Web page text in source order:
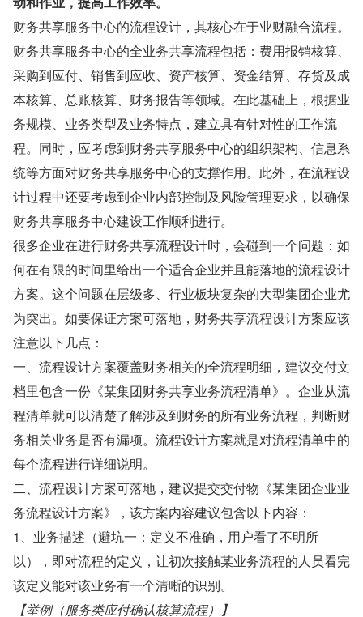
财务共享服务中心的流程设计，其核心在于业财融合流程。
财务共享服务中心的全业务共享流程包括：费用报销核算、
采购到应付、销售到应收、资产核算、资金结算、存货及成
本核算、总账核算、财务报告等领域。在此基础上，根据业
务规模、业务类型及业务特点，建立具有针对性的工作流
程。同时，应考虑到财务共享服务中心的组织架构、信息系
统等方面对财务共享服务中心的支撑作用。此外，在流程设
计过程中还要考虑到企业内部控制及风险管理要求，以确保
财务共享服务中心建设工作顺利进行。
很多企业在进行财务共享流程设计时，会碰到一个问题：如
何在有限的时间里给出一个适合企业并且能落地的流程设计
方案。这个问题在层级多、行业板块复杂的大型集团企业尤
为突出。如要保证方案可落地，财务共享流程设计方案应该
注意以下几点：
一、流程设计方案覆盖财务相关的全流程明细，建议交付文
档里包含一份《某集团财务共享业务流程清单》。企业从流
程清单就可以清楚了解涉及到财务的所有业务流程，判断财
务相关业务是否有漏项。流程设计方案就是对流程清单中的
每个流程进行详细说明。
二、流程设计方案可落地，建议提交交付物《某集团企业业
务流程设计方案》，该方案内容建议包含以下内容：
1、业务描述（避坑一：定义不准确，用户看了不明所
以），即对流程的定义，让初次接触某业务流程的人员看完
该定义能对该业务有一个清晰的识别。
【举例（服务类应付确认核算流程）】